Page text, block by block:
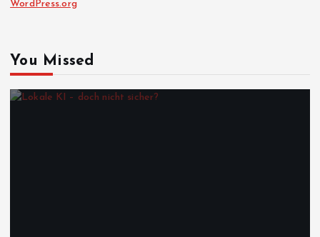
WordPress.org
You Missed